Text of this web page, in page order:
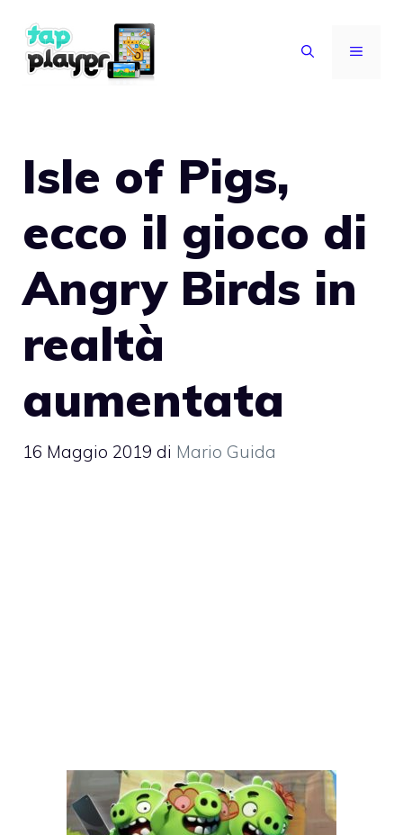
contenuto
MENU
Isle of Pigs,
ecco il gioco di
Angry Birds in
realtà
aumentata
16 Maggio 2019 di Mario Guida